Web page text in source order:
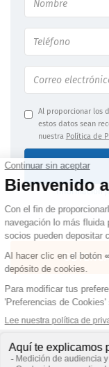
Al proporcionar los
estos datos sean
nuestra Política de
Información